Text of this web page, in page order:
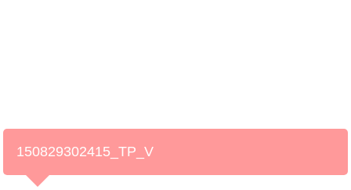
150829302415_TP_V